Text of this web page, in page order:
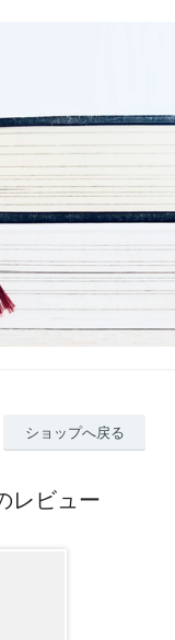
ショップへ戻る
レビュー